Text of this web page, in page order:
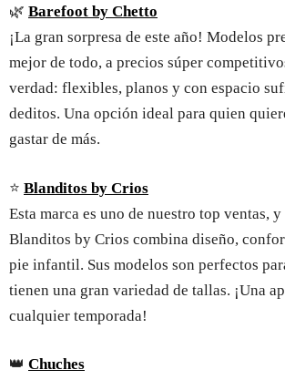
🌿 Barefoot by Chetto
¡La gran sorpresa de este año! Modelos
mejor de todo, a precios súper
verdad: flexibles, planos y con espacio
deditos. Una opción ideal para quien
gastar de más.
⭐ Blanditos by Crios
Esta marca es uno de nuestro top ventas,
Blanditos by Crios combina diseño,
pie infantil. Sus modelos son perfectos
tienen una gran variedad de tallas. ¡Una
cualquier temporada!
👑 Chuches